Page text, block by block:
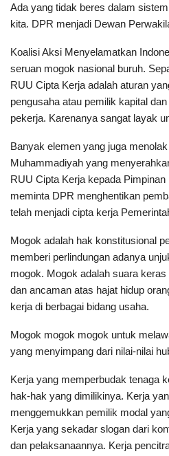
Ada yang tidak beres dalam
kita. DPR menjadi Dewan
Koalisi Aksi Menyelamatkan
seruan mogok nasional buruh.
RUU Cipta Kerja adalah aturan
pengusaha atau pemilik kapital
pekerja. Karenanya sangat layak
Banyak elemen yang juga
Muhammadiyah yang
RUU Cipta Kerja kepada
meminta DPR menghentikan
telah menjadi cipta kerja
Mogok adalah hak konstitusional
memberi perlindungan adanya
mogok. Mogok adalah suara
dan ancaman atas hajat hidup
kerja di berbagai bidang usaha.
Mogok mogok mogok untuk
yang menyimpang dari nilai-nilai
Kerja yang memperbudak tenaga
hak-hak yang dimilikinya. Kerja
menggemukkan pemilik modal
Kerja yang sekadar slogan dari
dan pelaksanaannya. Kerja